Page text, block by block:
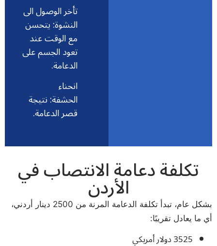
تأخر الوصول الى
النشوة: يتحسن
مع الوقت عند
تعود الجسم على
الدعامة.
انحناء
الحشفة: نتيجة
قصر الدعامة.
تكلفة دعامة الانتصاب في
الأردن
بشكل عام، تبدأ تكلفة الدعامة المرنة من 2500 دينار أردني،
أي ما يعادل تقريبًا:
3525دولار أمريكي